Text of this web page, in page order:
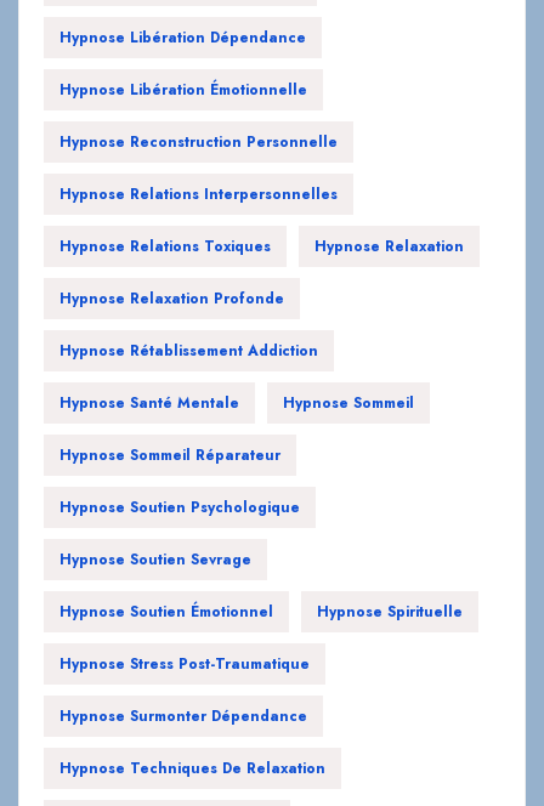
Hypnose Libération Dépendance
Hypnose Libération Émotionnelle
Hypnose Reconstruction Personnelle
Hypnose Relations Interpersonnelles
Hypnose Relations Toxiques Hypnose Relaxation
Hypnose Relaxation Profonde
Hypnose Rétablissement Addiction
Hypnose Santé Mentale Hypnose Sommeil
Hypnose Sommeil Réparateur
Hypnose Soutien Psychologique
Hypnose Soutien Sevrage
Hypnose Soutien Émotionnel Hypnose Spirituelle
Hypnose Stress Post-Traumatique
Hypnose Surmonter Dépendance
Hypnose Techniques De Relaxation